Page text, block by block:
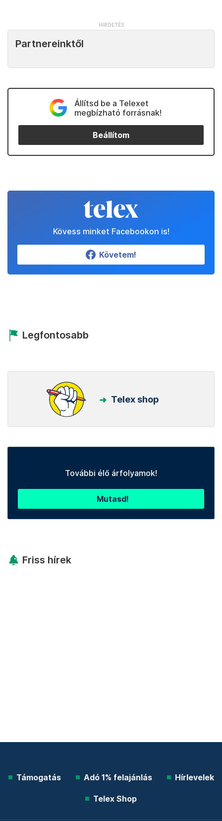
Partnereinktől
Állítsd be a Telexet
megbízható forrásnak!
Beállítom
Kövess minket Facebookon is!
Követem!
Legfontosabb
Telex shop
További élő árfolyamok!
Mutasd!
Friss hírek
Támogatás Adó 1% felajánlás Hírlevelek
Telex Shop